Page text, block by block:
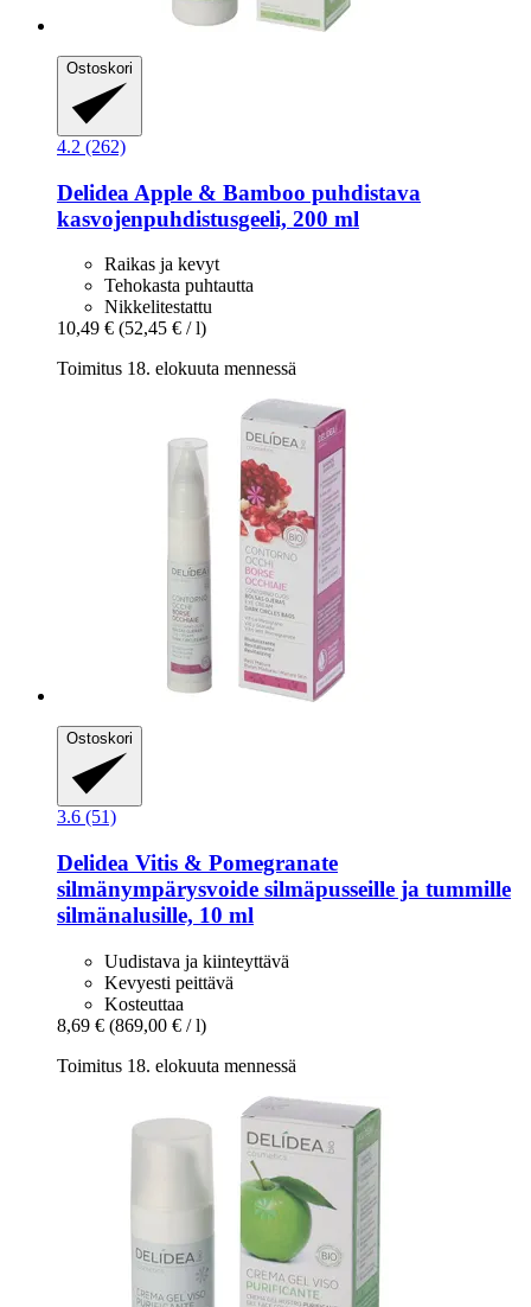
Ostoskori
4.2 (262)
Delidea Apple & Bamboo puhdistava
kasvojenpuhdistusgeeli, 200 ml
Raikas ja kevyt
Tehokasta puhtautta
Nikkelitestattu
10,49 € (52,45 € / l)
Toimitus 18. elokuuta mennessä
Ostoskori
3.6 (51)
Delidea Vitis & Pomegranate
silmänympärysvoide silmäpusseille ja tummille
silmänalusille, 10 ml
Uudistava ja kiinteyttävä
Kevyesti peittävä
Kosteuttaa
8,69 € (869,00 € / l)
Toimitus 18. elokuuta mennessä